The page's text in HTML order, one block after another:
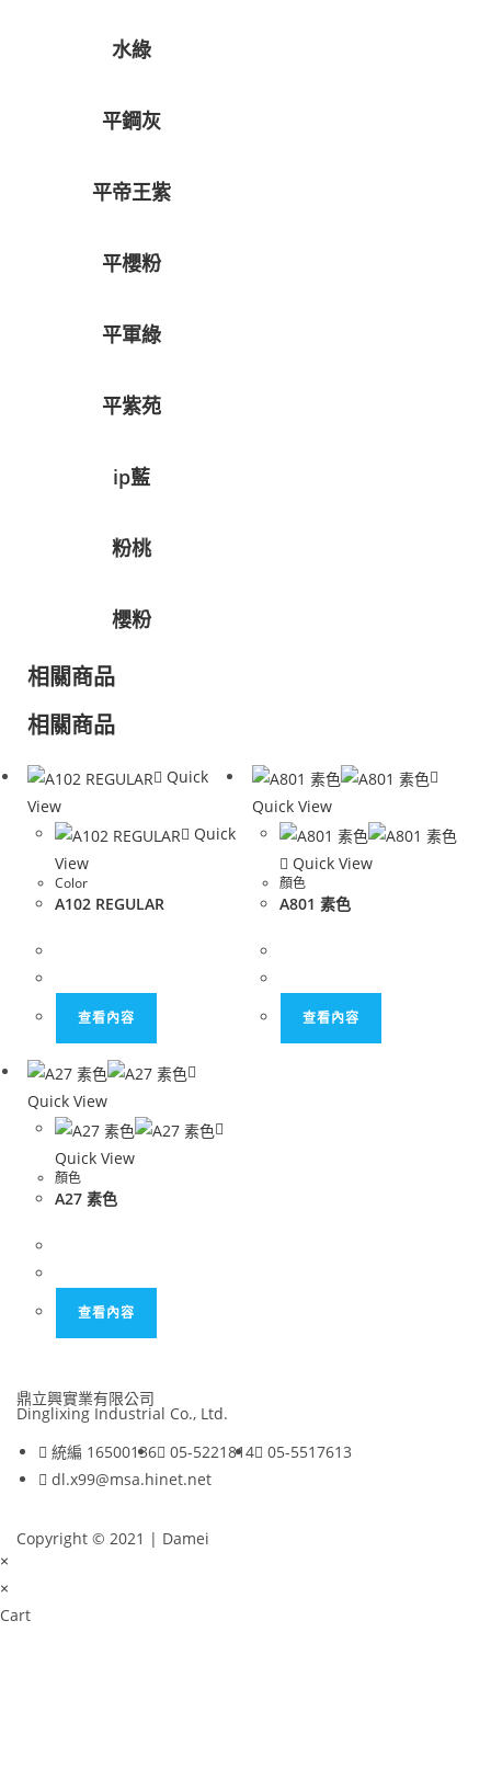
水綠
平鋼灰
平帝王紫
平櫻粉
平軍綠
平紫苑
ip藍
粉桃
櫻粉
相關商品
相關商品
Quick
View
Quick
View
Color
A102 REGULAR
查看內容
Quick View
Quick View
顏色
A801 素色
查看內容
Quick View
Quick View
顏色
A27 素色
查看內容
鼎立興實業有限公司
Dinglixing Industrial Co., Ltd.
統編 16500136
05-5221814
05-5517613
dl.x99@msa.hinet.net
Copyright © 2021 | Damei
×
×
Cart